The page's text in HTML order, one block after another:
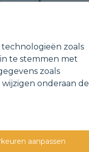
zoals
te stemmen met
zoals
onderaan de
aanpassen